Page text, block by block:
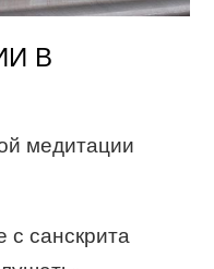
В
медитации
санскрита